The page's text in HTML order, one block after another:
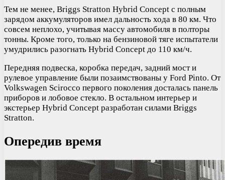
Тем не менее, Briggs Stratton Hybrid Concept с полным
зарядом аккумуляторов имел дальность хода в 80 км. Что
совсем неплохо, учитывая массу автомобиля в полторы
тонны. Кроме того, только на бензиновой тяге испытатели
умудрились разогнать Hybrid Concept до 110 км/ч.
Передняя подвеска, коробка передач, задний мост и
рулевое управление были позаимствованы у Ford Pinto. От
Volkswagen Scirocco первого поколения досталась панель
приборов и лобовое стекло. В остальном интерьер и
экстерьер Hybrid Concept разработан силами Briggs
Stratton.
Опередив время